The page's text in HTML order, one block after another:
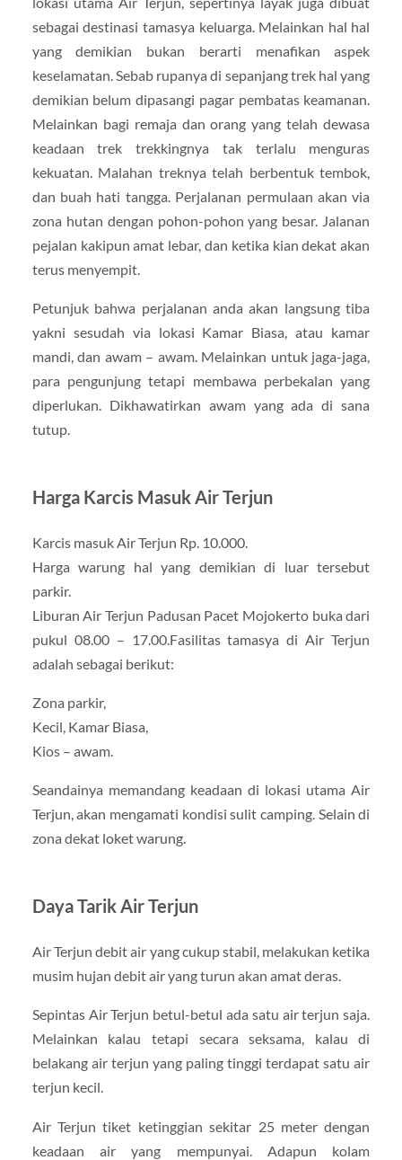
sebagai destinasi tamasya keluarga. Melainkan hal hal
yang demikian bukan berarti menafikan aspek
keselamatan. Sebab rupanya di sepanjang trek hal yang
demikian belum dipasangi pagar pembatas keamanan.
Melainkan bagi remaja dan orang yang telah dewasa
keadaan trek trekkingnya tak terlalu menguras
kekuatan. Malahan treknya telah berbentuk tembok,
dan buah hati tangga. Perjalanan permulaan akan via
zona hutan dengan pohon-pohon yang besar. Jalanan
pejalan kakipun amat lebar, dan ketika kian dekat akan
terus menyempit.
Petunjuk bahwa perjalanan anda akan langsung tiba
yakni sesudah via lokasi Kamar Biasa, atau kamar
mandi, dan awam – awam. Melainkan untuk jaga-jaga,
para pengunjung tetapi membawa perbekalan yang
diperlukan. Dikhawatirkan awam yang ada di sana
tutup.
Harga Karcis Masuk Air Terjun
Karcis masuk Air Terjun Rp. 10.000.
Harga warung hal yang demikian di luar tersebut
parkir.
Liburan Air Terjun Padusan Pacet Mojokerto buka dari
pukul 08.00 – 17.00.Fasilitas tamasya di Air Terjun
adalah sebagai berikut:
Zona parkir,
Kecil, Kamar Biasa,
Kios – awam.
Seandainya memandang keadaan di lokasi utama Air
Terjun, akan mengamati kondisi sulit camping. Selain di
zona dekat loket warung.
Daya Tarik Air Terjun
Air Terjun debit air yang cukup stabil, melakukan ketika
musim hujan debit air yang turun akan amat deras.
Sepintas Air Terjun betul-betul ada satu air terjun saja.
Melainkan kalau tetapi secara seksama, kalau di
belakang air terjun yang paling tinggi terdapat satu air
terjun kecil.
Air Terjun tiket ketinggian sekitar 25 meter dengan
keadaan air yang mempunyai. Adapun kolam